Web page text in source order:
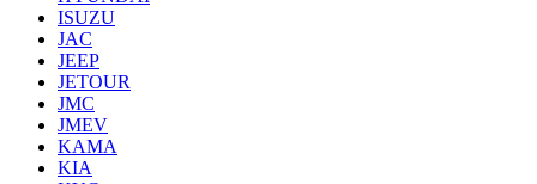
ISUZU
JAC
JEEP
JETOUR
JMC
JMEV
KAMA
KIA